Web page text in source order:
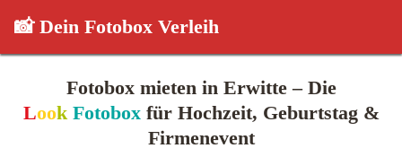
📸 Dein Fotobox Verleih
Fotobox mieten in Erwitte – Die
Look Fotoboxfür Hochzeit, Geburtstag &
Firmenevent